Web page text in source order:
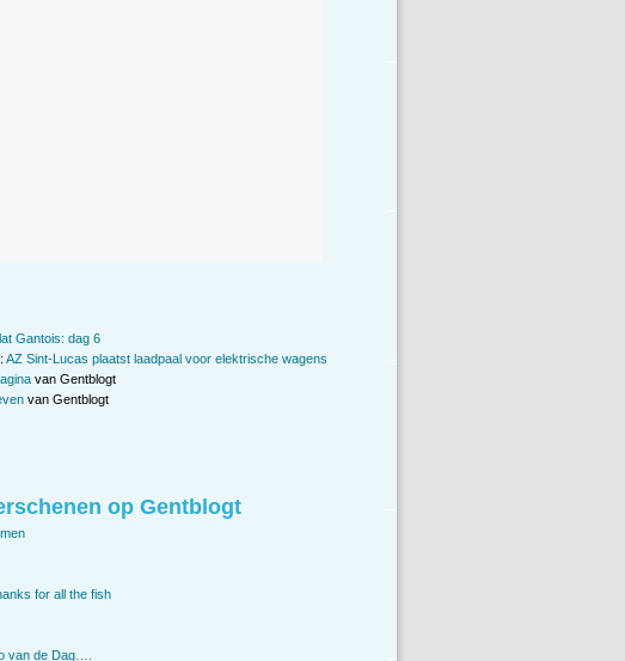
Gantois: dag 6
AZ Sint-Lucas plaatst laadpaal voor elektrische wagens
van Gentblogt
van Gentblogt
op Gentblogt
for all the fish
van de Dag….